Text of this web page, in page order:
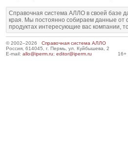
Справочная система АЛЛО в своей базе
края. Мы постоянно собираем данные от
продуктах интересующие вас компании,
© 2002–2026 Справочная система АЛЛО
Россия, 614045, г. Пермь, ул. Куйбышева, 2
E-mail: allo@iperm.ru; editor@iperm.ru 16+